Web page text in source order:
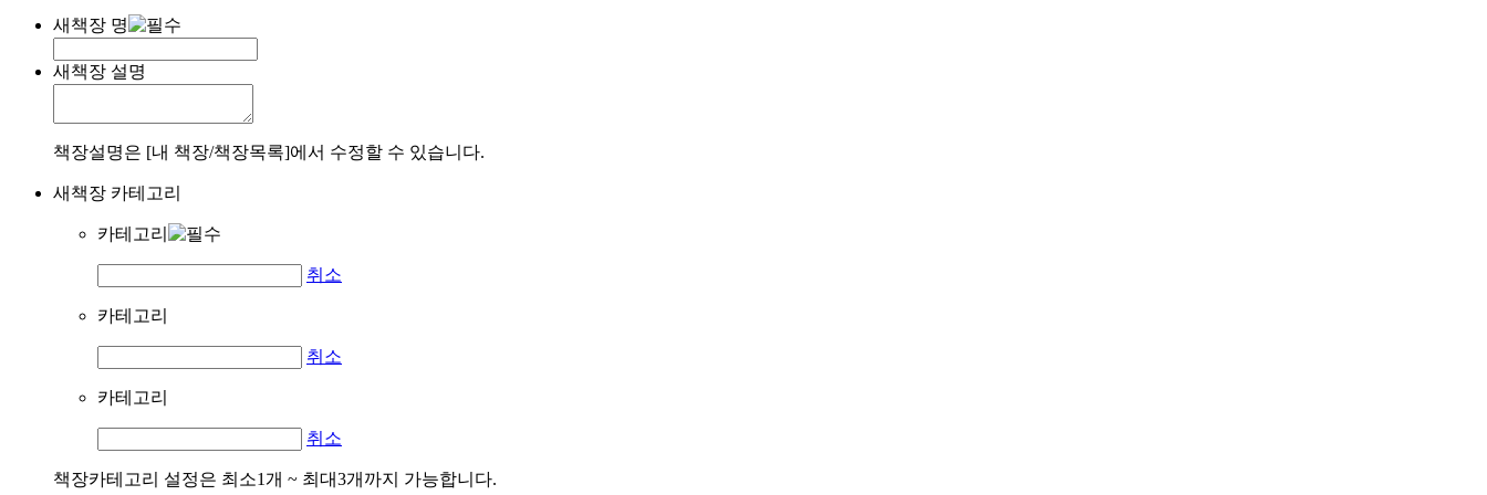
새책장 명
새책장 설명
책장설명은 [내 책장/책장목록]에서 수정할 수 있습니다.
새책장 카테고리
카테고리
취소
카테고리
취소
카테고리
취소
책장카테고리 설정은 최소1개 ~ 최대3개까지 가능합니다.